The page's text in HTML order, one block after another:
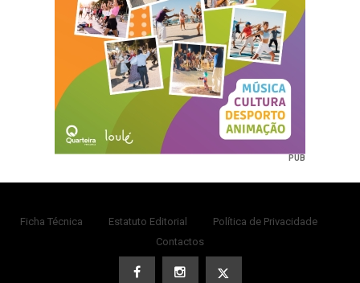
PUB
Ficha Técnica Estatuto Editorial
Política de Privacidade
Contactos